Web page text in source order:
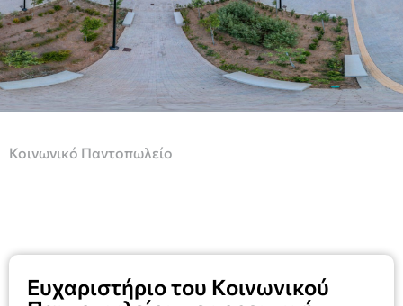
Κοινωνικό Παντοπωλείο
Ευχαριστήριο του Κοινωνικού